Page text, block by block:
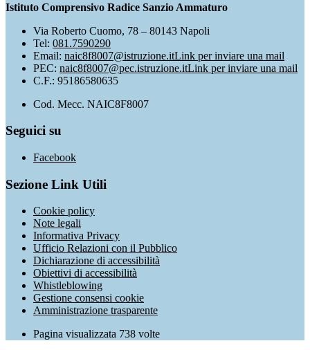
Istituto Comprensivo Radice Sanzio Ammaturo
Via Roberto Cuomo, 78 – 80143 Napoli
Tel: 081.7590290
Email: naic8f8007@istruzione.itLink per inviare una mail
PEC: naic8f8007@pec.istruzione.itLink per inviare una mail
C.F.: 95186580635
Cod. Mecc. NAIC8F8007
Seguici su
Facebook
Sezione Link Utili
Cookie policy
Note legali
Informativa Privacy
Ufficio Relazioni con il Pubblico
Dichiarazione di accessibilità
Obiettivi di accessibilità
Whistleblowing
Gestione consensi cookie
Amministrazione trasparente
Pagina visualizzata 738 volte